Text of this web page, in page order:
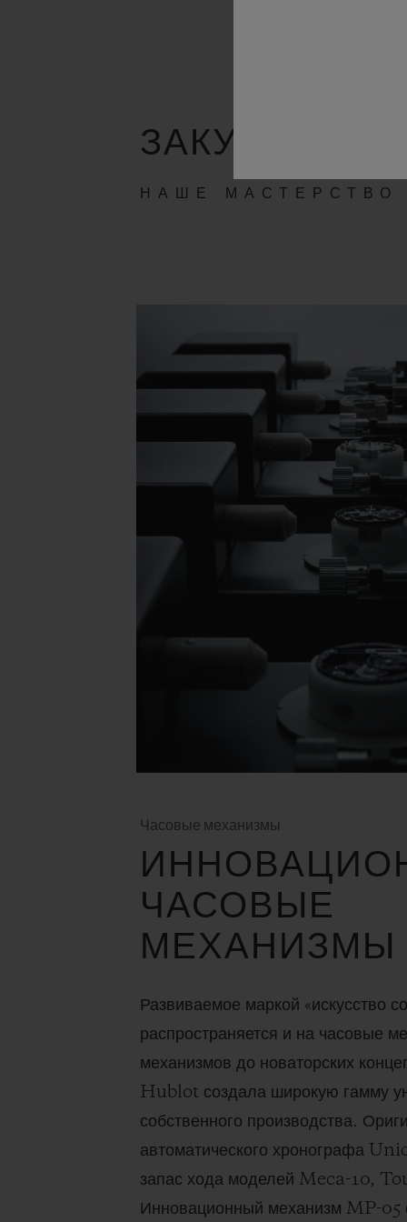
ЗАКУЛИСЬЕ
НАШЕ МАСТЕРСТВО
Часовые механизмы
ЧАСОВЫЕ
МЕХАНИЗМЫ
Развиваемое маркой «искусство
распространяется и на часовые
механизмов до новаторских
Hublot создала широкую гамму
собственного производства.
автоматического хронографа
запас хода моделей Meca-10,
Инновационный механизм MP-05